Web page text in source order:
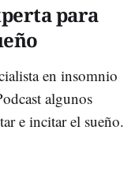
para
en insomnio
algunos
e incitar el sueño.